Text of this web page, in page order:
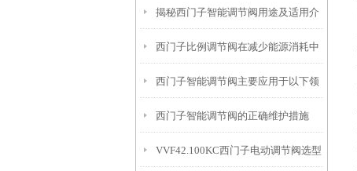
揭秘西门子智能调节阀用途及适用介
质
西门子比例调节阀在减少能源消耗中
的贡献
西门子智能调节阀主要应用于以下领
域中
西门子智能调节阀的正确维护措施
VVF42.100KC西门子电动调节阀选型